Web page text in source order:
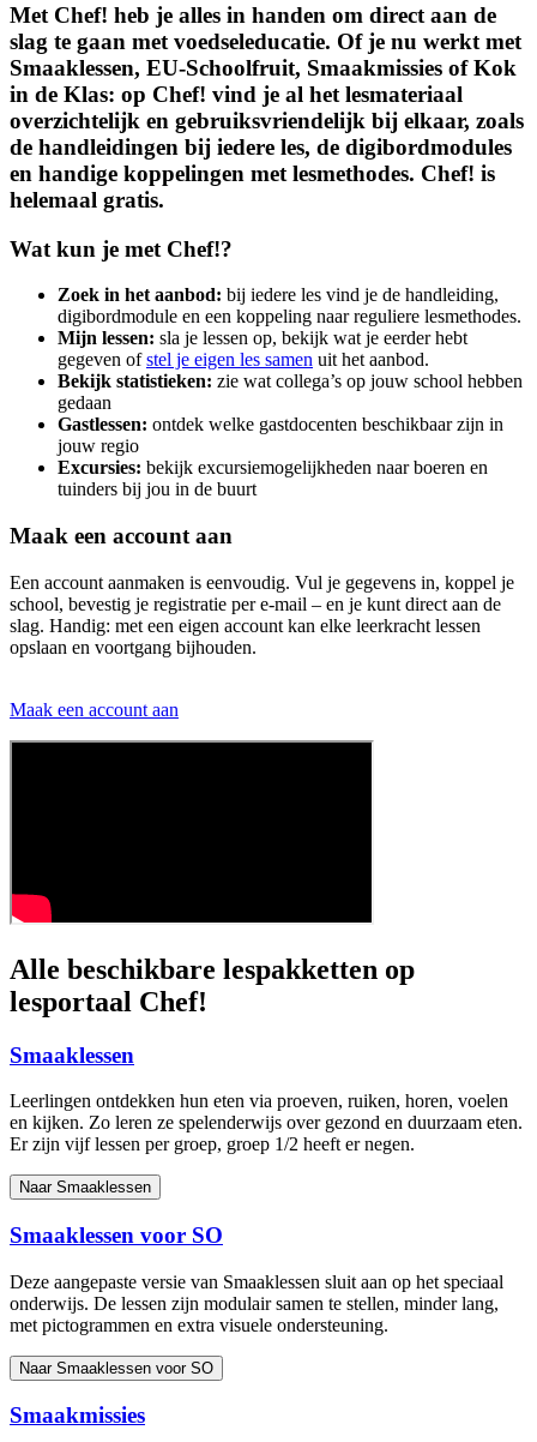
Met Chef! heb je alles in handen om direct aan de
slag te gaan met voedseleducatie. Of je nu werkt met
Smaaklessen, EU-Schoolfruit, Smaakmissies of Kok
in de Klas: op Chef! vind je al het lesmateriaal
overzichtelijk en gebruiksvriendelijk bij elkaar, zoals
de handleidingen bij iedere les, de digibordmodules
en handige koppelingen met lesmethodes. Chef! is
helemaal gratis.
Wat kun je met Chef!?
Zoek in het aanbod: bij iedere les vind je de handleiding,
digibordmodule en een koppeling naar reguliere lesmethodes.
Mijn lessen: sla je lessen op, bekijk wat je eerder hebt
gegeven ofstel je eigen les samen uit het aanbod.
Bekijk statistieken: zie wat collega’s op jouw school hebben
gedaan
Gastlessen: ontdek welke gastdocenten beschikbaar zijn in
jouw regio
Excursies: bekijk excursiemogelijkheden naar boeren en
tuinders bij jou in de buurt
Maak een account aan
Een account aanmaken is eenvoudig. Vul je gegevens in, koppel je
school, bevestig je registratie per e-mail – en je kunt direct aan de
slag. Handig: met een eigen account kan elke leerkracht lessen
opslaan en voortgang bijhouden.
Maak een account aan
Alle beschikbare lespakketten op
lesportaal Chef!
Smaaklessen
Leerlingen ontdekken hun eten via proeven, ruiken, horen, voelen
en kijken. Zo leren ze spelenderwijs over gezond en duurzaam eten.
Er zijn vijf lessen per groep, groep 1/2 heeft er negen.
Naar Smaaklessen
Smaaklessen voor SO
Deze aangepaste versie van Smaaklessen sluit aan op het speciaal
onderwijs. De lessen zijn modulair samen te stellen, minder lang,
met pictogrammen en extra visuele ondersteuning.
Naar Smaaklessen voor SO
Smaakmissies